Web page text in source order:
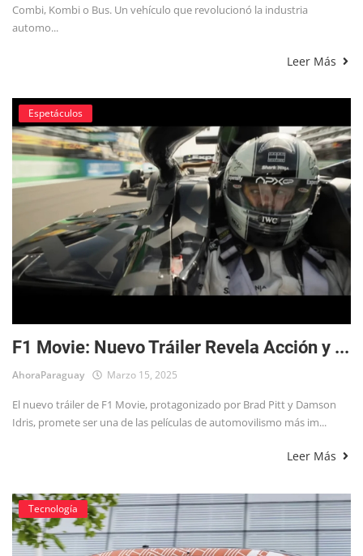
Combi, Kombi o Bus. Un vehículo que revolucionó la industria
automo...
Leer Más
Espetáculos
F1 Movie: Nuevo Tráiler Revela Acción y ...
AhoraParaguay Marzo 15, 2025
El nuevo tráiler de F1 Movie, protagonizado por Brad Pitt y Damson
Idris, promete ser una de las películas de automovilismo más im...
Leer Más
Tecnología